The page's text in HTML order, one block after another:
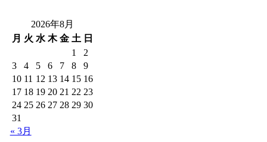
2026年8月
月 火 水 木 金 土 日
1
2
3
4 5 6 7 8
9
10 11 12 13 14 15 16
17 18 19 20 21 22 23
24 25 26 27 28 29 30
31
« 3月